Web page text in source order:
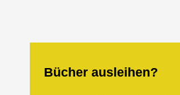
Bücher ausleihen?